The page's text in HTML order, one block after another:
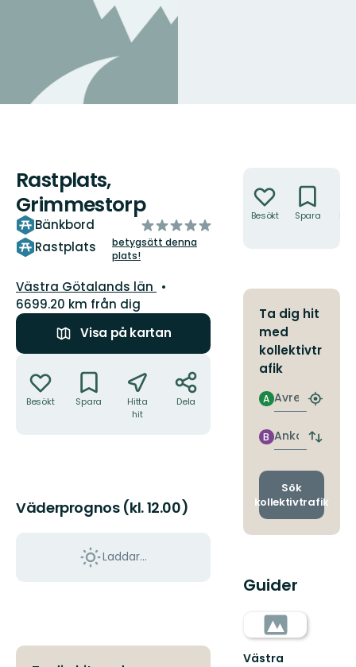
Rastplats,
Grimmestorp
Bänkbord
Rastplats
av
5
stjärnor
betygsätt denna
plats!
Län:
Västra Götalands län
6699.20 km från dig
Visa på kartan
Besökt Spara
Hitta
hit
Dela
Väderprognos (kl. 12.00)
Laddar...
Besökt Spara
Ta dig hit
med
kollektivtr
afik
Avresa
A
Hitta
Ankomst
B
Byt
och
Sök
kollektivtrafik
Guider
Västra